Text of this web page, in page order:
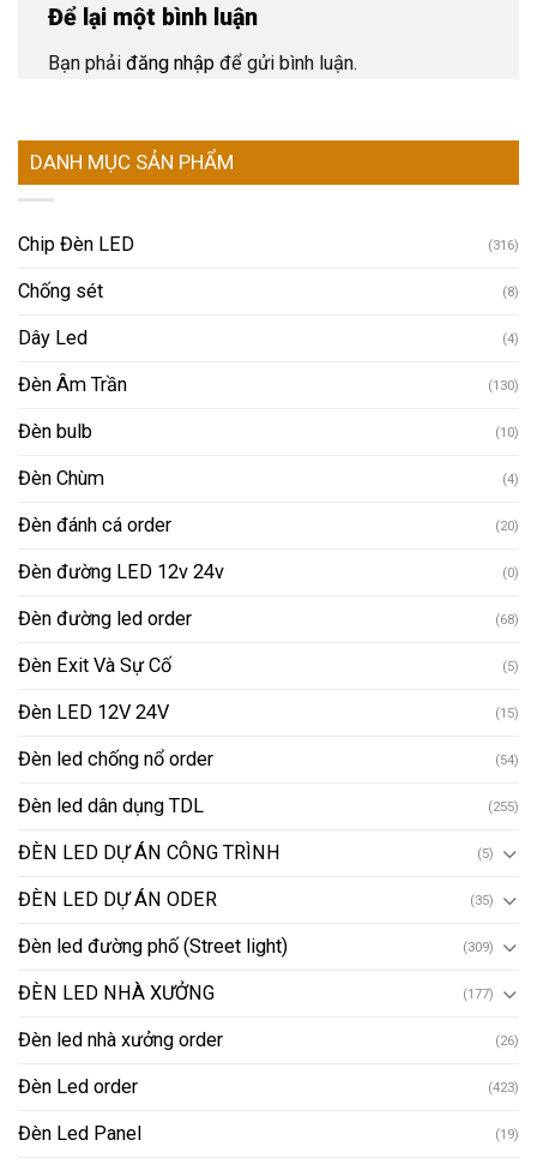
Để lại một bình luận
Bạn phải đăng nhập để gửi bình luận.
DANH MỤC SẢN PHẨM
Chip Đèn LED (316)
Chống sét (8)
Dây Led (4)
Đèn Âm Trần (130)
Đèn bulb (10)
Đèn Chùm (4)
Đèn đánh cá order (20)
Đèn đường LED 12v 24v (0)
Đèn đường led order (68)
Đèn Exit Và Sự Cố (5)
Đèn LED 12V 24V (15)
Đèn led chống nổ order (54)
Đèn led dân dụng TDL (255)
ĐÈN LED DỰ ÁN CÔNG TRÌNH (5)
ĐÈN LED DỰ ÁN ODER (35)
Đèn led đường phố (Street light) (309)
ĐÈN LED NHÀ XƯỞNG (177)
Đèn led nhà xưởng order (26)
Đèn Led order (423)
Đèn Led Panel (19)